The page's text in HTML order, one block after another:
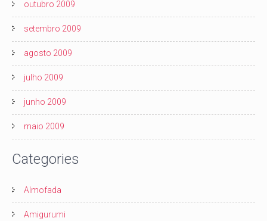
outubro 2009
setembro 2009
agosto 2009
julho 2009
junho 2009
maio 2009
Categories
Almofada
Amigurumi